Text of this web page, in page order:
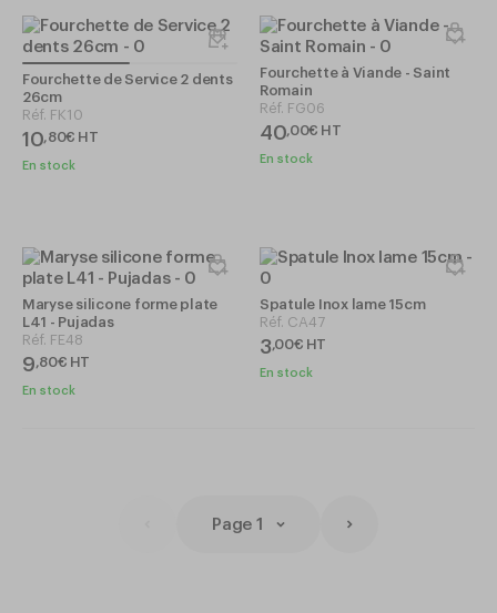
Fourchette de Service 2 dents
26cm
Réf. FK10
10,80€ HT
En stock
Fourchette à Viande - Saint
Romain
Réf. FG06
40,00€ HT
En stock
Maryse silicone forme plate
L41 - Pujadas
Réf. FE48
9,80€ HT
En stock
Spatule Inox lame 15cm
Réf. CA47
3,00€ HT
En stock
Page 1